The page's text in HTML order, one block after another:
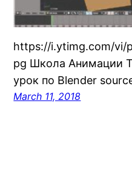
https://i.ytimg.com/vi/
pg Школа Анимации
урок по Blender
March 11, 2018